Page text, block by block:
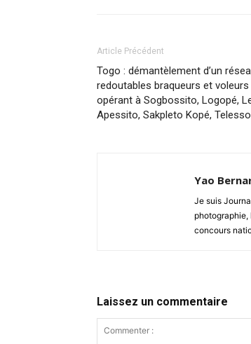
Article Précédent
Togo : démantèlement d’un
redoutables braqueurs et
opérant à Sogbossito, Logopé,
Apessito, Sakpleto Kopé,
Yao
Je suis
concours
Laissez un commentaire